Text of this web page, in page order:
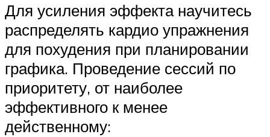
Для усиления эффекта научитесь
распределять кардио упражнения
для похудения при планировании
графика. Проведение сессий по
приоритету, от наиболее
эффективного к менее
действенному: